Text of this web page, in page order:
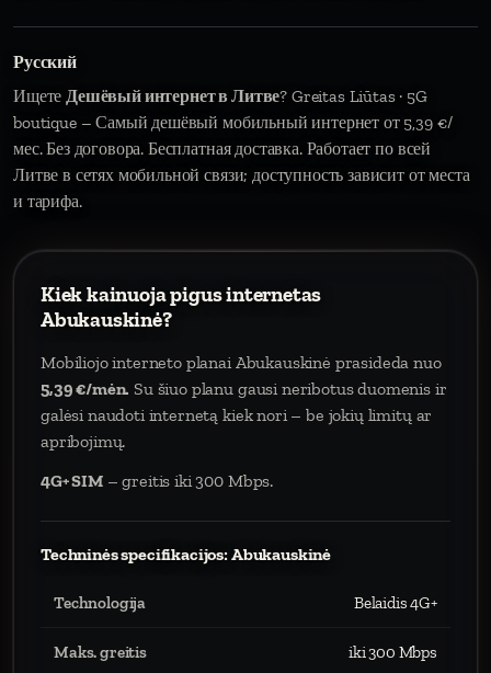
Русский
ИщетеДешёвый интернет в Литве? Greitas Liūtas · 5G
boutique – Самый дешёвый мобильный интернет от 5,39 €/
мес. Без договора. Бесплатная доставка. Работает по всей
Литве в сетях мобильной связи; доступность зависит от места
и тарифа.
Kiek kainuoja pigus internetas
Abukauskinė?
Mobiliojo interneto planai Abukauskinė prasideda nuo
5,39 €/mėn. Su šiuo planu gausi neribotus duomenis ir
galėsi naudoti internetą kiek nori – be jokių limitų ar
apribojimų.
4G+ SIM– greitis iki 300 Mbps.
Techninės specifikacijos: Abukauskinė
Technologija Belaidis 4G+
Maks. greitis iki 300 Mbps